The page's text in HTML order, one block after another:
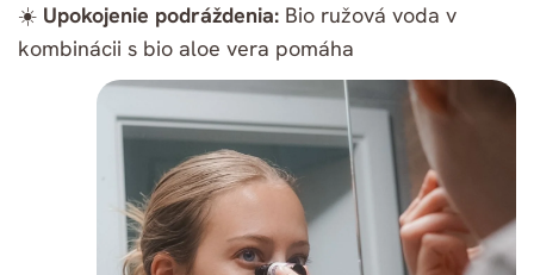
☀️ Upokojenie podráždenia: Bio ružová voda v
kombinácii s bio aloe vera pomáha